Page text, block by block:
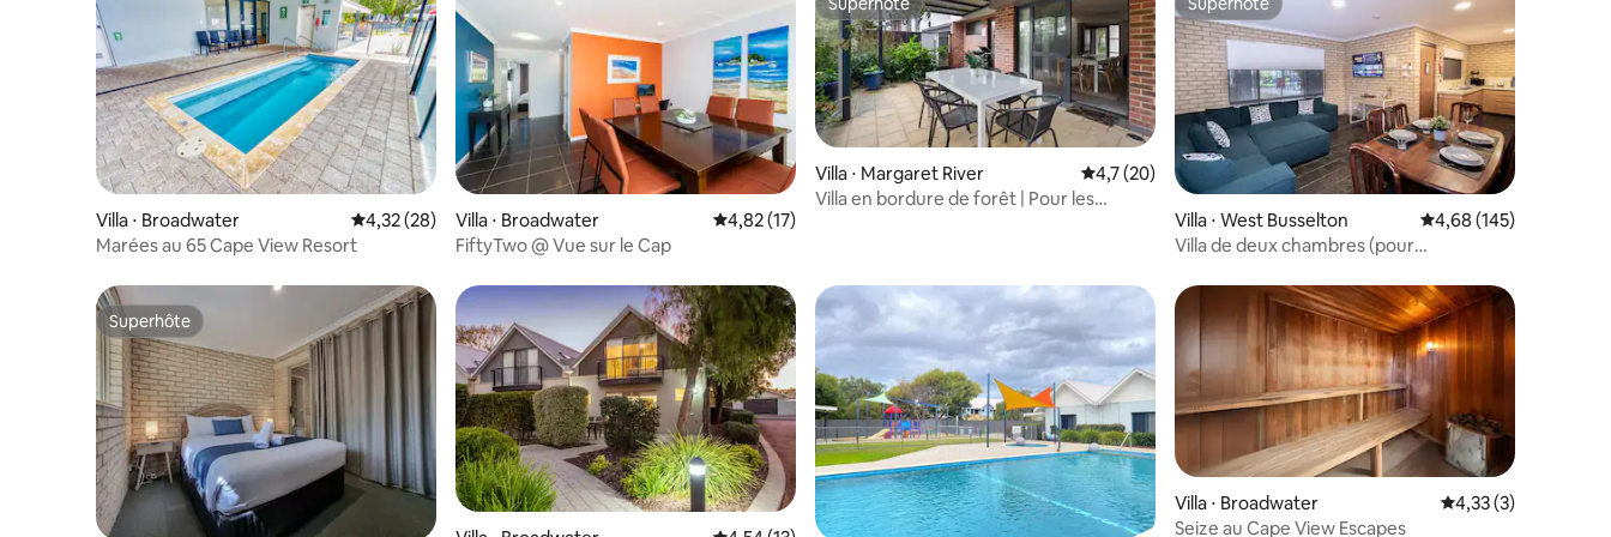
Villa ⋅ Broadwater Évaluation moyenne sur la base de 28 commentaires : 4,32 sur 5
4,32 (28)
Marées au 65 Cape View Resort
Villa ⋅ Broadwater Évaluation moyenne sur la base de 17 commentaires : 4,82 sur 5
4,82 (17)
FiftyTwo @ Vue sur le Cap
Superhôte
Villa ⋅ Margaret River Évaluation moyenne sur la base de 20 commentaires : 4,7 sur 5
4,7 (20)
Villa en bordure de forêt | Pour les
Superhôte
Villa ⋅ West Busselton Évaluation moyenne
4,68 (145)
Villa de deux chambres (pour
Superhôte
Superhôte
Villa ⋅ Broadwater Évaluation
4,33 (3)
Seize au Cape View Escapes